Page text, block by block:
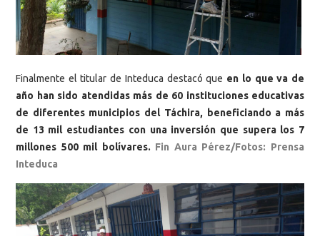
Finalmente el titular de Inteduca destacó que en lo que va de
año han sido atendidas más de 60 instituciones educativas
de diferentes municipios del Táchira, beneficiando a más
de 13 mil estudiantes con una inversión que supera los 7
millones 500 mil bolívares. Fin Aura Pérez/Fotos: Prensa
Inteduca